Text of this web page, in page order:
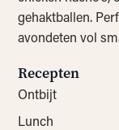
gehaktballen.
avondeten vol
Recepten
Ontbijt
Lunch